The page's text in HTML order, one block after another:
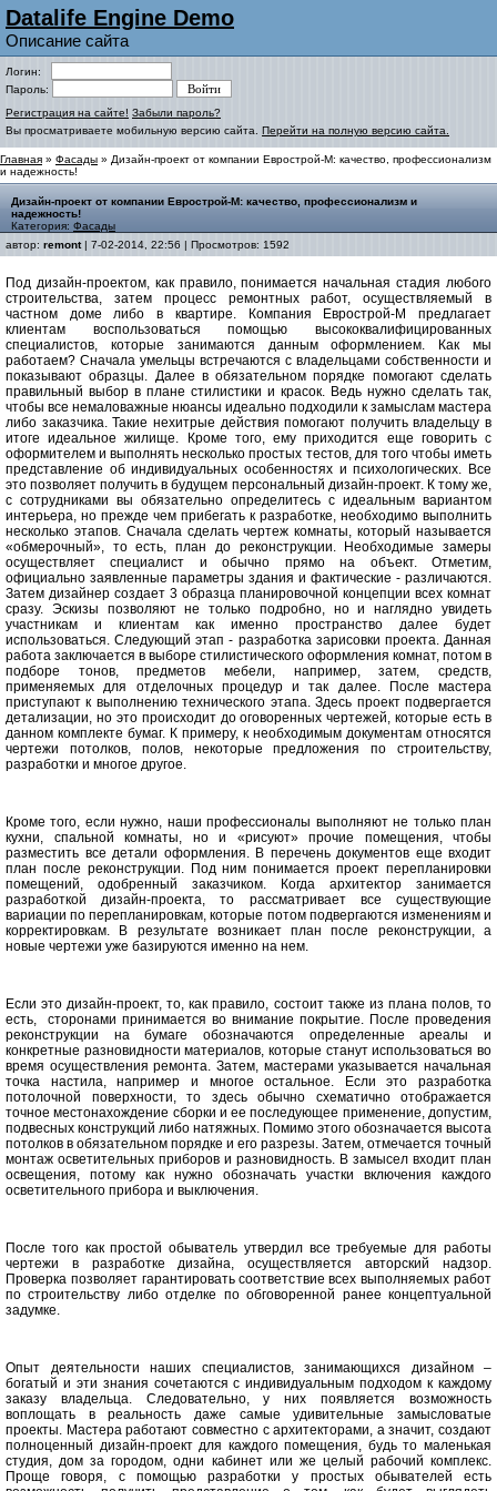
Datalife Engine Demo
Описание сайта
Логин:
Пароль:
Регистрация на сайте! Забыли пароль?
Вы просматриваете мобильную версию сайта. Перейти на полную версию сайта.
Главная » Фасады » Дизайн-проект от компании Еврострой-М: качество, профессионализм
и надежность!
Дизайн-проект от компании Еврострой-М: качество, профессионализм и
надежность!
Категория: Фасады
автор: remont| 7-02-2014, 22:56 | Просмотров: 1592
Под дизайн-проектом, как правило, понимается начальная стадия любого
строительства, затем процесс ремонтных работ, осуществляемый в
частном доме либо в квартире. Компания Еврострой-М предлагает
клиентам воспользоваться помощью высококвалифицированных
специалистов, которые занимаются данным оформлением. Как мы
работаем? Сначала умельцы встречаются с владельцами собственности и
показывают образцы. Далее в обязательном порядке помогают сделать
правильный выбор в плане стилистики и красок. Ведь нужно сделать так,
чтобы все немаловажные нюансы идеально подходили к замыслам мастера
либо заказчика. Такие нехитрые действия помогают получить владельцу в
итоге идеальное жилище. Кроме того, ему приходится еще говорить с
оформителем и выполнять несколько простых тестов, для того чтобы иметь
представление об индивидуальных особенностях и психологических. Все
это позволяет получить в будущем персональный дизайн-проект. К тому же,
с сотрудниками вы обязательно определитесь с идеальным вариантом
интерьера, но прежде чем прибегать к разработке, необходимо выполнить
несколько этапов. Сначала сделать чертеж комнаты, который называется
«обмерочный», то есть, план до реконструкции. Необходимые замеры
осуществляет специалист и обычно прямо на объект. Отметим,
официально заявленные параметры здания и фактические - различаются.
Затем дизайнер создает 3 образца планировочной концепции всех комнат
сразу. Эскизы позволяют не только подробно, но и наглядно увидеть
участникам и клиентам как именно пространство далее будет
использоваться. Следующий этап - разработка зарисовки проекта. Данная
работа заключается в выборе стилистического оформления комнат, потом в
подборе тонов, предметов мебели, например, затем, средств,
применяемых для отделочных процедур и так далее. После мастера
приступают к выполнению технического этапа. Здесь проект подвергается
детализации, но это происходит до оговоренных чертежей, которые есть в
данном комплекте бумаг. К примеру, к необходимым документам относятся
чертежи потолков, полов, некоторые предложения по строительству,
разработки и многое другое.
Кроме того, если нужно, наши профессионалы выполняют не только план
кухни, спальной комнаты, но и «рисуют» прочие помещения, чтобы
разместить все детали оформления. В перечень документов еще входит
план после реконструкции. Под ним понимается проект перепланировки
помещений, одобренный заказчиком. Когда архитектор занимается
разработкой дизайн-проекта, то рассматривает все существующие
вариации по перепланировкам, которые потом подвергаются изменениям и
корректировкам. В результате возникает план после реконструкции, а
новые чертежи уже базируются именно на нем.
Если это дизайн-проект, то, как правило, состоит также из плана полов, то
есть, сторонами принимается во внимание покрытие. После проведения
реконструкции на бумаге обозначаются определенные ареалы и
конкретные разновидности материалов, которые станут использоваться во
время осуществления ремонта. Затем, мастерами указывается начальная
точка настила, например и многое остальное. Если это разработка
потолочной поверхности, то здесь обычно схематично отображается
точное местонахождение сборки и ее последующее применение, допустим,
подвесных конструкций либо натяжных. Помимо этого обозначается высота
потолков в обязательном порядке и его разрезы. Затем, отмечается точный
монтаж осветительных приборов и разновидность. В замысел входит план
освещения, потому как нужно обозначать участки включения каждого
осветительного прибора и выключения.
После того как простой обыватель утвердил все требуемые для работы
чертежи в разработке дизайна, осуществляется авторский надзор.
Проверка позволяет гарантировать соответствие всех выполняемых работ
по строительству либо отделке по обговоренной ранее концептуальной
задумке.
Опыт деятельности наших специалистов, занимающихся дизайном –
богатый и эти знания сочетаются с индивидуальным подходом к каждому
заказу владельца. Следовательно, у них появляется возможность
воплощать в реальность даже самые удивительные замысловатые
проекты. Мастера работают совместно с архитекторами, а значит, создают
полноценный дизайн-проект для каждого помещения, будь то маленькая
студия, дом за городом, одни кабинет или же целый рабочий комплекс.
Проще говоря, с помощью разработки у простых обывателей есть